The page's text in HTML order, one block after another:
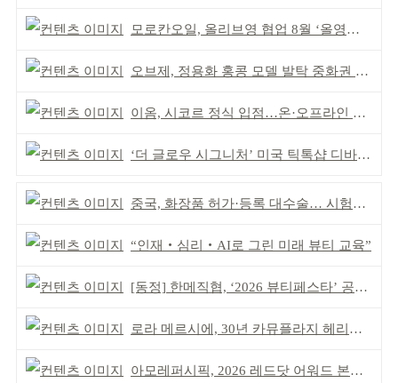
모로칸오일, 올리브영 협업 8월 ‘올영픽’ 선정
오브제, 정용화 홍콩 모델 발탁 중화권 공략 강화
이옴, 시코르 정식 입점…온·오프라인 유통망 확대
‘더 글로우 시그니처’ 미국 틱톡샵 디바이스 부문 1위
중국, 화장품 허가·등록 대수술… 시험자료 공용 허용
“인재‧심리‧AI로 그린 미래 뷰티 교육”
[동정] 한메직협, ‘2026 뷰티페스타’ 공동 주최
로라 메르시에, 30년 카뮤플라지 헤리티지 담아
아모레퍼시픽, 2026 레드닷 어워드 본상 2개 수상